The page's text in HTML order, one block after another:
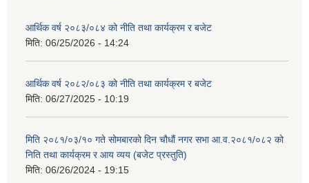
आर्थिक वर्ष २०८३/०८४ को नीति तथा कार्यक्रम र बजेट
मिति: 06/25/2026 - 14:24
आर्थिक वर्ष २०८२/०८३ को नीति तथा कार्यक्रम र बजेट
मिति: 06/27/2025 - 10:19
मिति २०८१/०३/१० गते सोमबारको दिन चौधौं नगर सभा आ.व.२०८१/०८२ को
निति तथा कार्यक्रम र आय व्यय (बजेट प्रस्तुति)
मिति: 06/26/2024 - 19:15